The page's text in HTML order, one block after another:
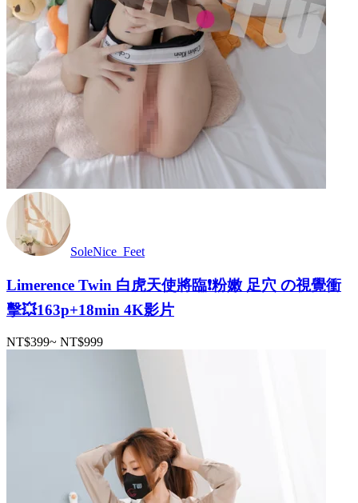
SoleNice_Feet
Limerence Twin 白虎天使將臨❗️粉嫩 足穴 の視覺衝
擊💥163p+18min 4K影片
NT$399~ NT$999